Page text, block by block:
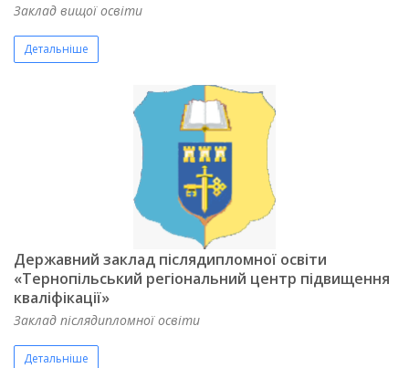
Заклад вищої освіти
Детальніше
Державний заклад післядипломної освіти
«Тернопільський регіональний центр підвищення
кваліфікації»
Заклад післядипломної освіти
Детальніше